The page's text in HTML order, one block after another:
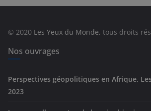
e
© 2020 Les Yeux du Monde, tous droits
Nos ouvrages
Perspectives géopolitiques en Afrique,
2023